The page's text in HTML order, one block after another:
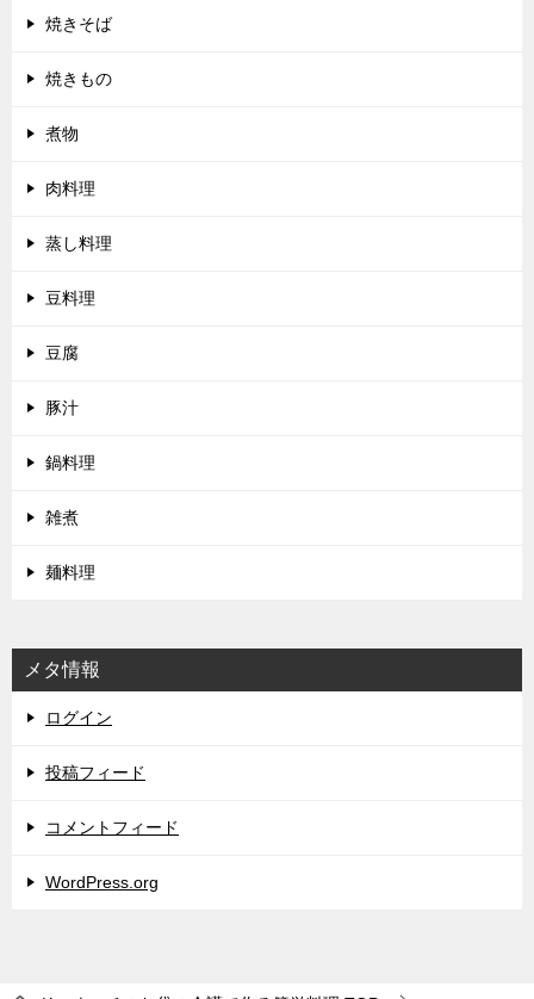
焼きそば
焼きもの
煮物
肉料理
蒸し料理
豆料理
豆腐
豚汁
鍋料理
雑煮
麺料理
メタ情報
ログイン
投稿フィード
コメントフィード
WordPress.org